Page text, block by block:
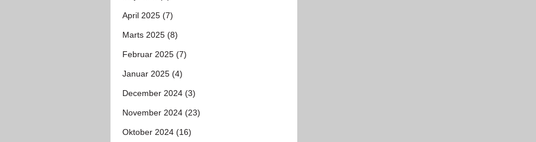
April 2025 (7)
Marts 2025 (8)
Februar 2025 (7)
Januar 2025 (4)
December 2024 (3)
November 2024 (23)
Oktober 2024 (16)